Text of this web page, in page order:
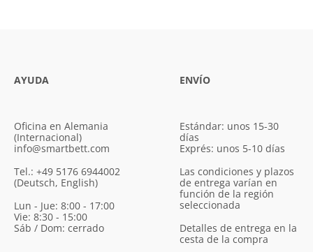
AYUDA
Oficina en Alemania
(Internacional)
info@smartbett.com
Tel.: +49 5176 6944002
(Deutsch, English)
Lun - Jue: 8:00 - 17:00
Vie: 8:30 - 15:00
Sáb / Dom: cerrado
ENVÍO
Estándar: unos 15-30
días
Exprés: unos 5-10 días
Las condiciones y plazos
de entrega varían en
función de la región
seleccionada
Detalles de entrega en la
cesta de la compra